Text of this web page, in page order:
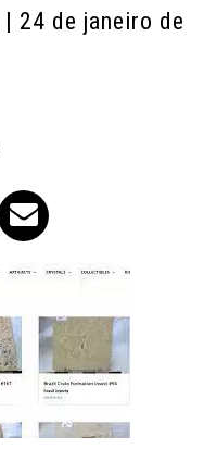
| 24 de janeiro de